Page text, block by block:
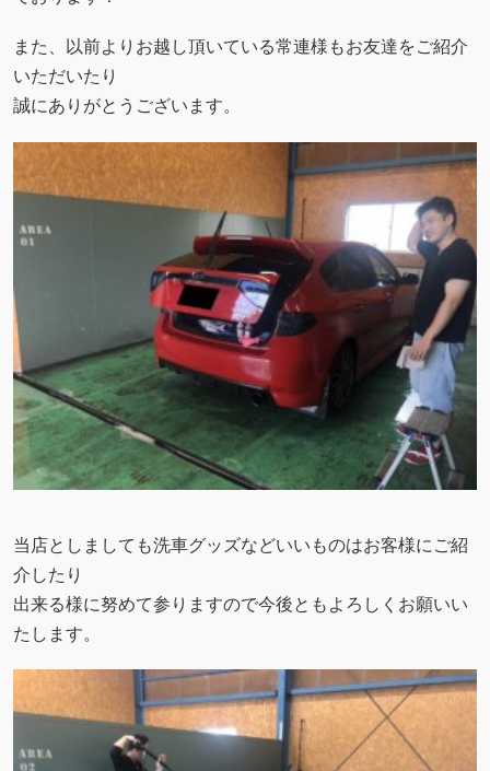
また、以前よりお越し頂いている常連様もお友達をご紹介
いただいたり
誠にありがとうございます。
当店としましても洗車グッズなどいいものはお客様にご紹
介したり
出来る様に努めて参りますので今後ともよろしくお願いい
たします。